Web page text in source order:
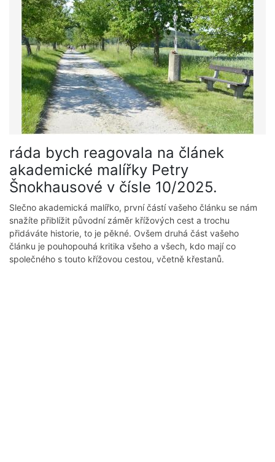
ráda bych reagovala na článek
akademické malířky Petry
Šnokhausové v čísle 10/2025.
Slečno akademická malířko, první částí vašeho článku se nám
snažíte přiblížit původní záměr křížových cest a trochu
přidáváte historie, to je pěkné. Ovšem druhá část vašeho
článku je pouhopouhá kritika všeho a všech, kdo mají co
společného s touto křížovou cestou, včetně křestanů.